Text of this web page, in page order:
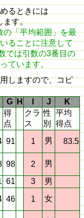
るときには
ます。
の「平均範囲」を最
ることに注意して
では引数の3番目の
ています。
しますので、コピ
G H J
K
得
点
クラ
ス
性
別
平均
得点
91 1 男 83.5
98 2 男
61 3 男
46 1 女